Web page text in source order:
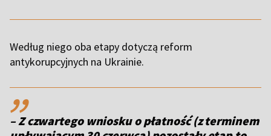
Według niego oba etapy dotyczą reform
antykorupcyjnych na Ukrainie.
,,
– Z czwartego wniosku o płatność (z terminem